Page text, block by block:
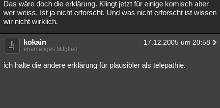
Das wäre doch die erklärung. Klingt jetzt für einige komisch aber
wer weiss. Ist ja nicht erforscht. Und was nicht erforscht ist wissen
wir nicht wirklich.
kokain 17.12.2005 um 20:58
ehemaliges Mitglied
ich halte die andere erklärung für plausibler als telepathie.